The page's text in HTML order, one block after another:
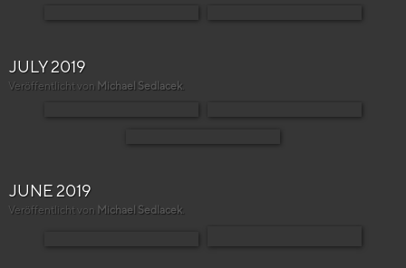
JULY 2019
Veröffentlicht von Michael Sedlacek
JUNE 2019
Veröffentlicht von Michael Sedlacek